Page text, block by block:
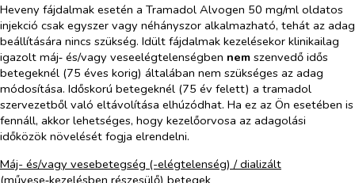
Heveny fájdalmak esetén a Tramadol Alvogen 50 mg/ml oldatos
injekció csak egyszer vagy néhányszor alkalmazható, tehát az adag
beállítására nincs szükség. Idült fájdalmak kezelésekor klinikailag
igazolt máj‑ és/vagy veseelégtelenségben nem szenvedő idős
betegeknél (75 éves korig) általában nem szükséges az adag
módosítása. Időskorú betegeknél (75 év felett) a tramadol
szervezetből való eltávolítása elhúzódhat. Ha ez az Ön esetében is
fennáll, akkor lehetséges, hogy kezelőorvosa az adagolási
időközök növelését fogja elrendelni.
Máj- és/vagy vesebetegség (-elégtelenség) / dializált
(művese‑kezelésben részesülő) betegek